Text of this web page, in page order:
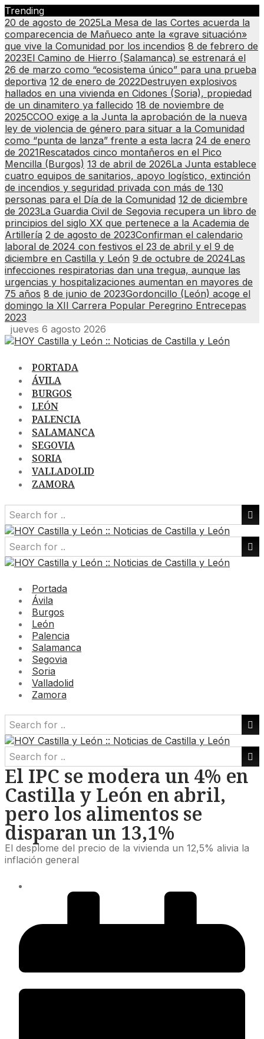
Skip
to
content
Trending
20 de agosto de 2025La Mesa de las Cortes acuerda la
comparecencia de Mañueco ante la «grave situación»
que vive la Comunidad por los incendios 8 de febrero de
2023El Camino de Hierro (Salamanca) se estrenará el
26 de marzo como “ecosistema único” para una prueba
deportiva 12 de enero de 2022Destruyen explosivos
hallados en una vivienda en Cidones (Soria), propiedad
de un dinamitero ya fallecido 18 de noviembre de
2025CCOO exige a la Junta la aprobación de la nueva
ley de violencia de género para situar a la Comunidad
como “punta de lanza” frente a esta lacra 24 de enero
de 2021Rescatados cinco montañeros en el Pico
Mencilla (Burgos) 13 de abril de 2026La Junta establece
cuatro equipos de sanitarios, apoyo logístico, extinción
de incendios y seguridad privada con más de 130
personas para el Día de la Comunidad 12 de diciembre
de 2023La Guardia Civil de Segovia recupera un libro de
principios del siglo XX que pertenece a la Academia de
Artillería 2 de agosto de 2023Confirman el calendario
laboral de 2024 con festivos el 23 de abril y el 9 de
diciembre en Castilla y León 9 de octubre de 2024Las
infecciones respiratorias dan una tregua, aunque las
urgencias y hospitalizaciones aumentan en mayores de
75 años 8 de junio de 2023Gordoncillo (León) acoge el
domingo la XII Carrera Popular Peregrino Entrecepas
2023
jueves 6 agosto 2026
PORTADA
ÁVILA
BURGOS
LEÓN
PALENCIA
SALAMANCA
SEGOVIA
SORIA
VALLADOLID
ZAMORA
Portada
Ávila
Burgos
León
Palencia
Salamanca
Segovia
Soria
Valladolid
Zamora
El IPC se modera un 4% en
Castilla y León en abril,
pero los alimentos se
disparan un 13,1%
El desplome del precio de la vivienda un 12,5% alivia la
inflación general